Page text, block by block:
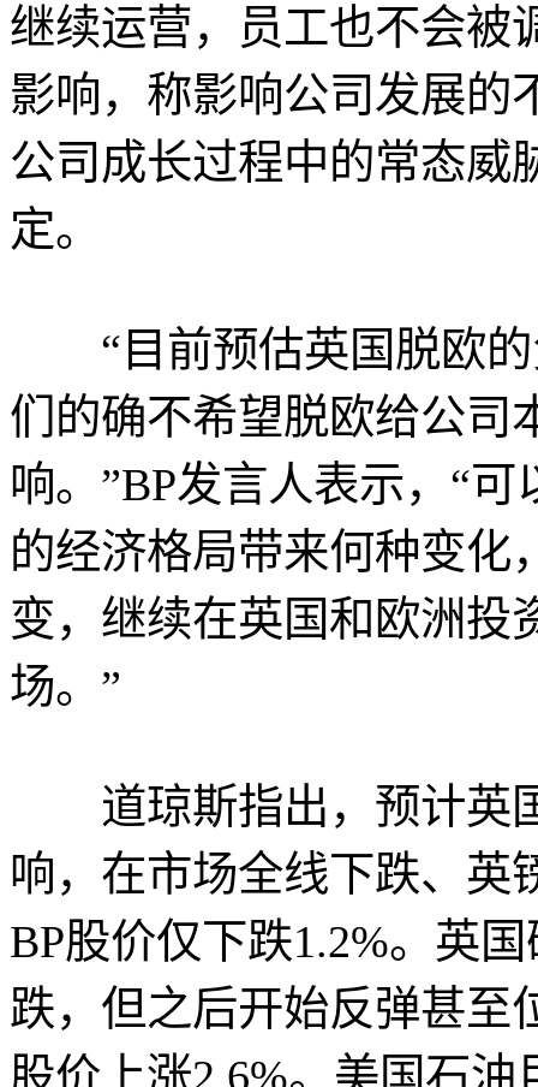
继续运营，员工也不会被
影响，称影响公司发展的
公司成长过程中的常态威
定。
“目前预估英国脱欧的
们的确不希望脱欧给公司
响。”BP发言人表示，“
的经济格局带来何种变化
变，继续在英国和欧洲投
场。”
道琼斯指出，预计英国
响，在市场全线下跌、英
BP股价仅下跌1.2%。英
跌，但之后开始反弹甚至
股价上涨2.6%。美国石